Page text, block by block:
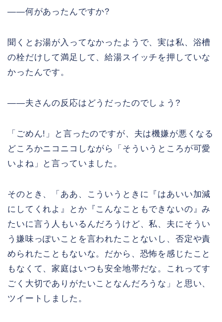
――何があったんですか?
聞くとお湯が入ってなかったようで、実は私、浴槽
の栓だけして満足して、給湯スイッチを押していな
かったんです。
――夫さんの反応はどうだったのでしょう?
「ごめん!」と言ったのですが、夫は機嫌が悪くなる
どころかニコニコしながら「そういうところが可愛
いよね」と言っていました。
そのとき、「ああ、こういうときに『はあいい加減
にしてくれよ』とか『こんなこともできないの』み
たいに言う人もいるんだろうけど、私、夫にそうい
う嫌味っぽいことを言われたことないし、否定や責
められたこともないな。だから、恐怖を感じたこと
もなくて、家庭はいつも安全地帯だな。これってす
ごく大切でありがたいことなんだろうな」と思い、
ツイートしました。